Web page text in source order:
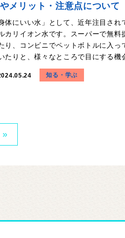
メリット・注意点について
身体にいい水」として、近年注目され
カリイオン水です。スーパーで無料
り、コンビニでペットボトルに入っ
たりと、様々なところで目にする機
知る・学ぶ
»